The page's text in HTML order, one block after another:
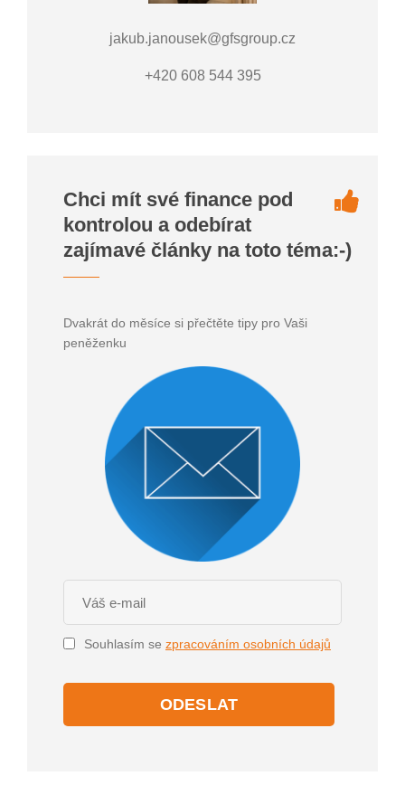
jakub.janousek@gfsgroup.cz
+420 608 544 395
Chci mít své finance pod
kontrolou a odebírat
zajímavé články na toto téma:-)
Dvakrát do měsíce si přečtěte tipy pro Vaši
peněženku
Souhlasím se zpracováním osobních údajů
ODESLAT